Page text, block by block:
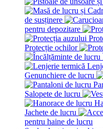
de susținere
pentru depozitare
Protecție ochilor
Genunchiere de lucru
Salopete de lucru
Jachete de lucru
pentru haine de lucru